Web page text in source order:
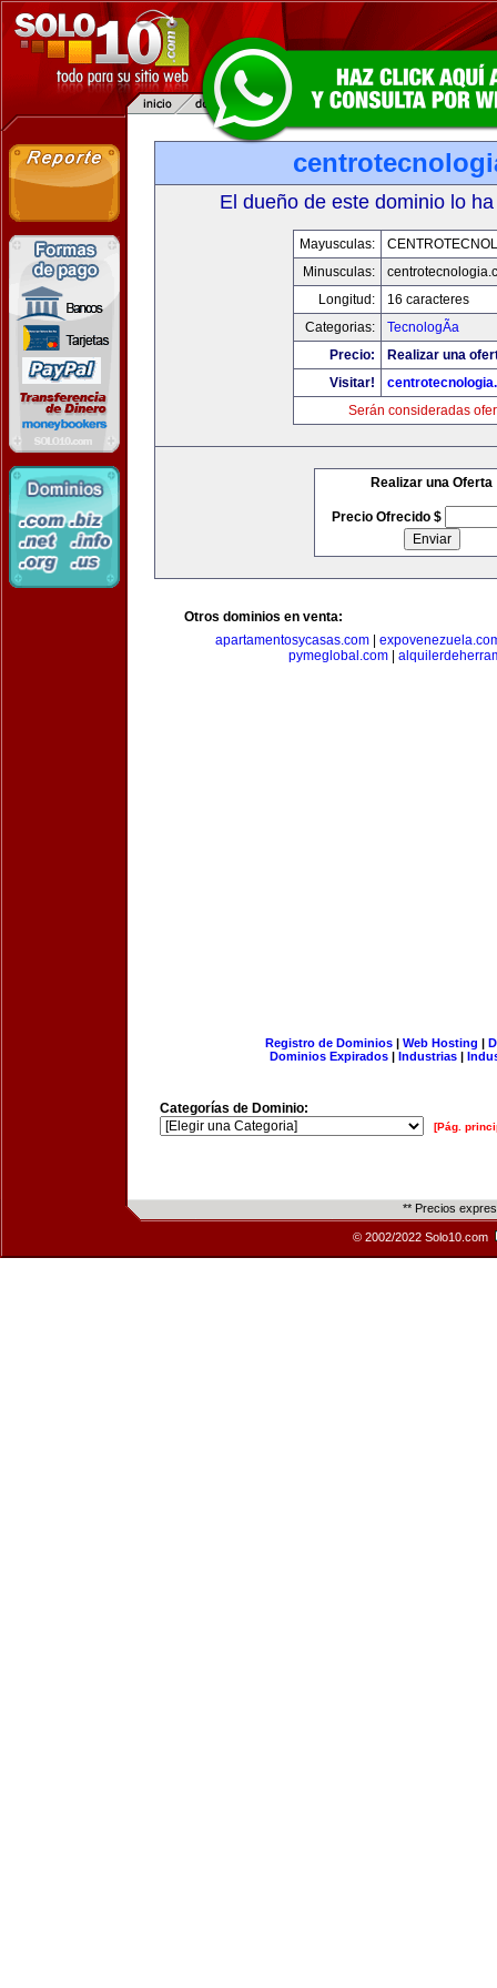
El dueño de este dominio lo
Mayusculas:
Minusculas:
Longitud:
16 caracteres
Categorias:
TecnologÃ­a
Precio:
Realizar una
Visitar!
Serán consideradas
Realizar una Oferta
Precio Ofrecido $
Otros dominios en venta:
apartamentosycasas.com
pymeglobal.com
Registro de Dominios| Web Hosting |
Dominios Expirados | Industrias |
Categorías de Dominio:
[Pág.
** Precios
© 2002/2022 Solo10.com